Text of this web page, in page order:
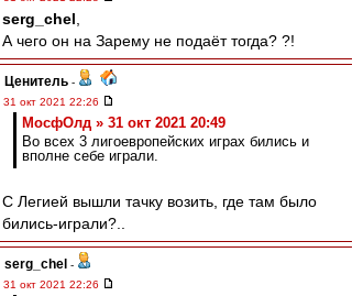
serg_chel
А чего он на Зарему не подаёт тогда? ?!
Ценитель -
31 окт 2021 22:26
МосфОлд » 31 окт 2021 20:49
Во всех 3 лигоевропейских играх бились и
вполне себе играли.
С Легией вышли тачку возить, где там было
бились-играли?..
serg_chel -
31 окт 2021 22:26